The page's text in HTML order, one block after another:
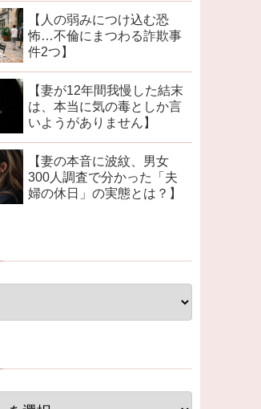
【人の弱みにつけ込む恐
怖…不倫にまつわる詐欺事
件2つ】
【妻が12年間我慢した結末
は、本当に気の毒としか言
いようがありません】
【妻の本音に波紋、男女
300人調査で分かった「夫
婦の休日」の実態とは？】